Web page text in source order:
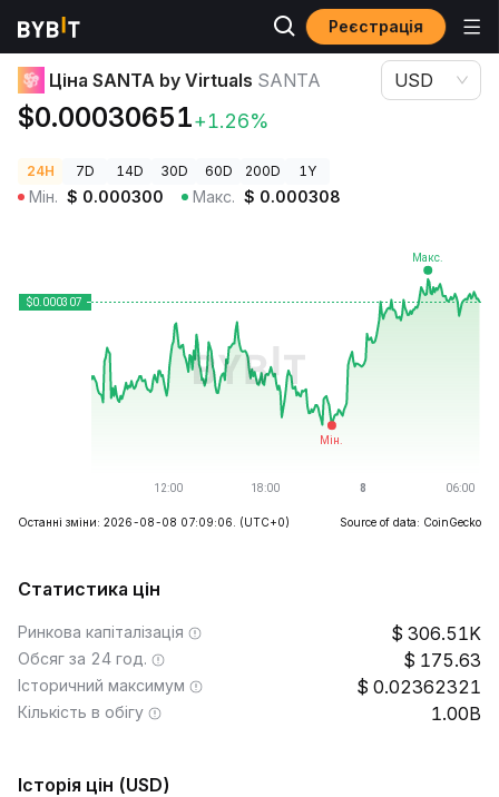
Реєстрація
Ціни криптовалют Ціна SANTA by Virtuals SANTA
Ціна SANTA by Virtuals SANTA
$0.00030651+1.26%
USD
24H 7D 14D 30D 60D 200D 1Y
Мін. $ 0.000300 Макс. $ 0.000308
Останні зміни: 2026-08-08 07:09:06. (UTC+0) Source of data: CoinGecko
Статистика цін
Ринкова капіталізація 306.51K
Обсяг за 24 год. 175.63
Історичний максимум 0.02362321
Кількість в обігу 1.00B
Історія цін (USD)